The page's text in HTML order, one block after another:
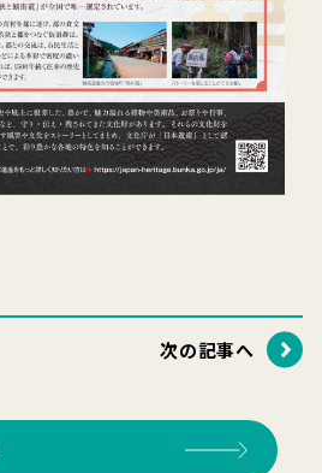
次の記事へ